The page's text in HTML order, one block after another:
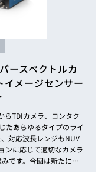
ースペクトルカ
メージセンサー
らTDIカメラ、コンタク
たあらゆるタイプのライ
対応波長レンジもNUV
ンに応じて適切なカメラ
です。今回は新たにラ